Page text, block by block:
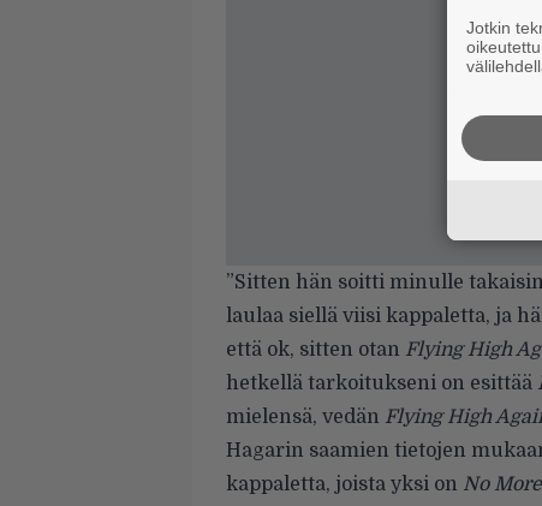
”Sitten hän soitti minulle
laulaa siellä viisi kappaletta, ja
että ok, sitten otan Flying High
hetkellä tarkoitukseni on esittää
mielensä, vedän Flying High
Hagarin saamien tietojen
kappaletta, joista yksi on No
Jotkin